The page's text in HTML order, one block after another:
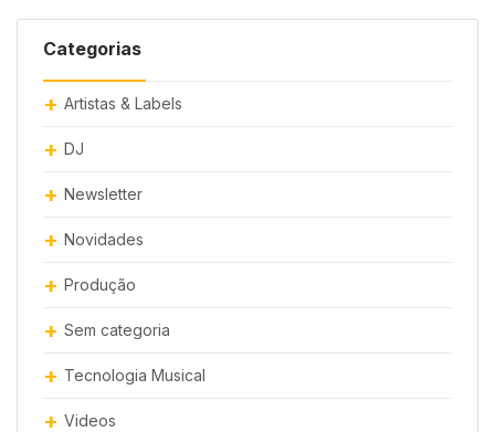
Categorias
Artistas & Labels
DJ
Newsletter
Novidades
Produção
Sem categoria
Tecnologia Musical
Videos